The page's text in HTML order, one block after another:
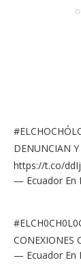
DENUNCIAN
https://t.co/
— Ecuador En
CONEXIONES
— Ecuador En